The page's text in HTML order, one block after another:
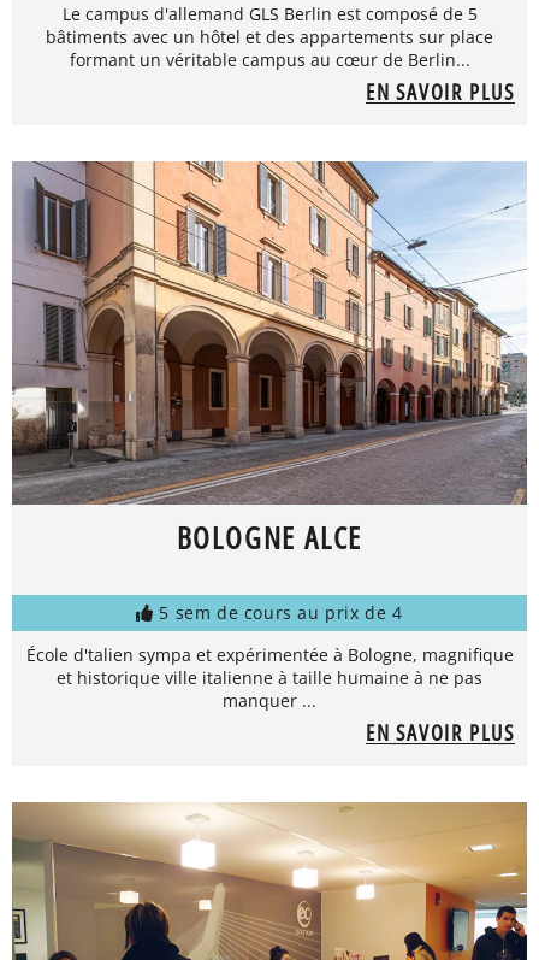
Le campus d'allemand GLS Berlin est composé de 5
bâtiments avec un hôtel et des appartements sur place
formant un véritable campus au cœur de Berlin...
EN SAVOIR PLUS
BOLOGNE ALCE
5 sem de cours au prix de 4
École d'talien sympa et expérimentée à Bologne, magnifique
et historique ville italienne à taille humaine à ne pas
manquer ...
EN SAVOIR PLUS